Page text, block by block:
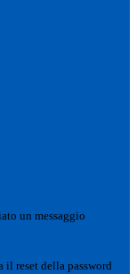
un messaggio
il reset della password